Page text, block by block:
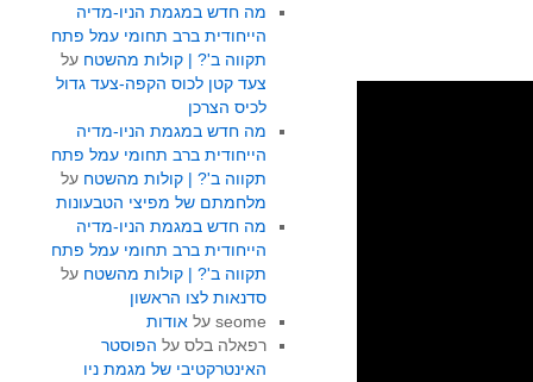
מה חדש במגמת הניו-מדיה
הייחודית ברב תחומי עמל פתח
תקווה ב'? | קולות מהשטח על
צעד קטן לכוס הקפה-צעד גדול
לכיס הצרכן
מה חדש במגמת הניו-מדיה
הייחודית ברב תחומי עמל פתח
תקווה ב'? | קולות מהשטח על
מלחמתם של מפיצי הטבעונות
מה חדש במגמת הניו-מדיה
הייחודית ברב תחומי עמל פתח
תקווה ב'? | קולות מהשטח על
סדנאות לצו הראשון
seomeעל אודות
רפאלה בלסעל הפוסטר
האינטרקטיבי של מגמת ניו